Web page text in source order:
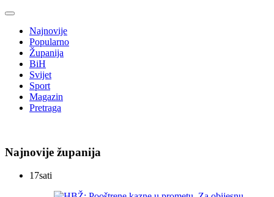
Najnovije
Popularno
Županija
BiH
Svijet
Sport
Magazin
Pretraga
Najnovije županija
17sati